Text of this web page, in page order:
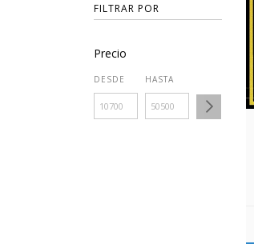
FILTRAR POR
Precio
DESDE HASTA